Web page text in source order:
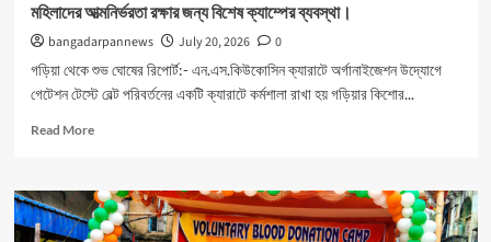
মহিলাদের আত্মনির্ভরতা রক্ষার জন্য বিশেষ ক্যাম্পের ব্যবস্থা।
bangadarpannews July 20, 2026
0
গড়িয়া থেকে শুভ ঘোষের রিপোর্ট:- এন.এস.কিউকোসিন ক্যারাটে অর্গানাইজেশন উদ্যোগে
গেটেশন টেস্টে বেল্ট পরিবর্তনের একটি ক্যারাটে কর্মশালা রাখা হয় গড়িয়ার কিশোর...
Read MoreRead
মহিলাদের
আত্মনির্ভরতা
রক্ষার